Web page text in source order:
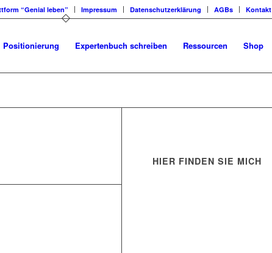
“Genial leben” Impressum Datenschutzerklärung AGBs Kontakt
Positionierung Expertenbuch schreiben Ressourcen Shop
HIER FINDEN SIE MICH